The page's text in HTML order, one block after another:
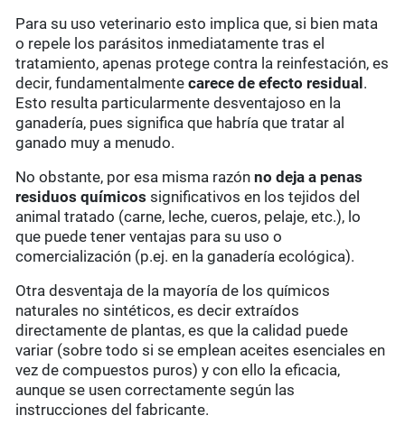
Para su uso veterinario esto implica que, si bien mata
o repele los parásitos inmediatamente tras el
tratamiento, apenas protege contra la reinfestación, es
decir, fundamentalmentecarece de efecto residual .
Esto resulta particularmente desventajoso en la
ganadería, pues significa que habría que tratar al
ganado muy a menudo.
No obstante, por esa misma razónno deja a penas
residuos químicos significativos en los tejidos del
animal tratado (carne, leche, cueros, pelaje, etc.), lo
que puede tener ventajas para su uso o
comercialización (p.ej. en la ganadería ecológica).
Otra desventaja de la mayoría de los químicos
naturales no sintéticos, es decir extraídos
directamente de plantas, es que la calidad puede
variar (sobre todo si se emplean aceites esenciales en
vez de compuestos puros) y con ello la eficacia,
aunque se usen correctamente según las
instrucciones del fabricante.